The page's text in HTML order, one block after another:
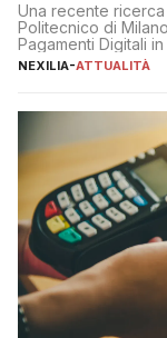
Una recente
Politecnico di
Pagamenti Digitali
definitivi del primo
NEXILIA-ATTUALITÀ